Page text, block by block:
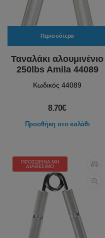
Περισσότερα
Ταναλάκι αλουμινένιο
250lbs Amila 44089
Κωδικός 44089
8.70€
Προσθήκη στο καλάθι
ΠΡΟΣΩΡΙΝΆ ΜΗ
ΔΙΑΘΈΣΙΜΟ